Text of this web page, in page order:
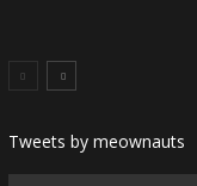
Tweets by meownauts